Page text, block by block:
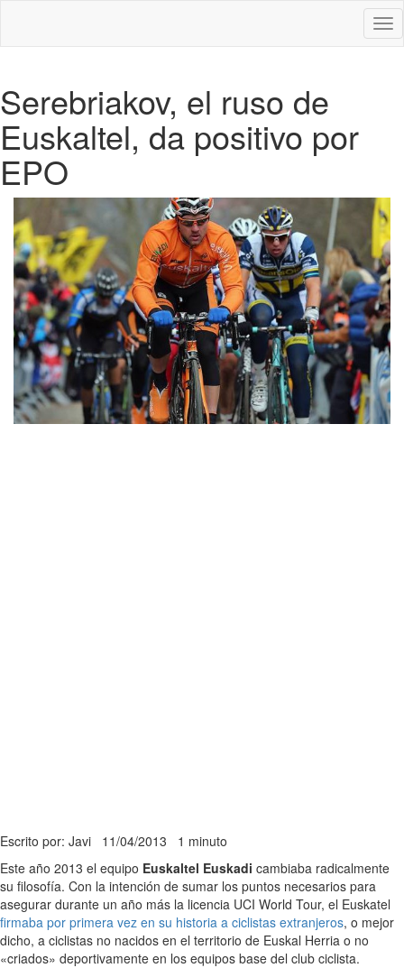
Serebriakov, el ruso de
Euskaltel, da positivo por
EPO
Escrito por: Javi 11/04/2013 1 minuto
Este año 2013 el equipo Euskaltel Euskadi cambiaba radicalmente
su filosofía. Con la intención de sumar los puntos necesarios para
asegurar durante un año más la licencia UCI World Tour, el Euskatel
firmaba por primera vez en su historia a ciclistas extranjeros, o mejor
dicho, a ciclistas no nacidos en el territorio de Euskal Herria o no
«criados» deportivamente en los equipos base del club ciclista.